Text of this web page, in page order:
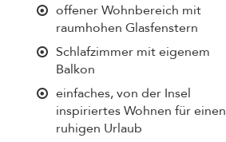
offener Wohnbereich mit
raumhohen Glasfenstern
Schlafzimmer mit eigenem
Balkon
einfaches, von der Insel
inspiriertes Wohnen für einen
ruhigen Urlaub